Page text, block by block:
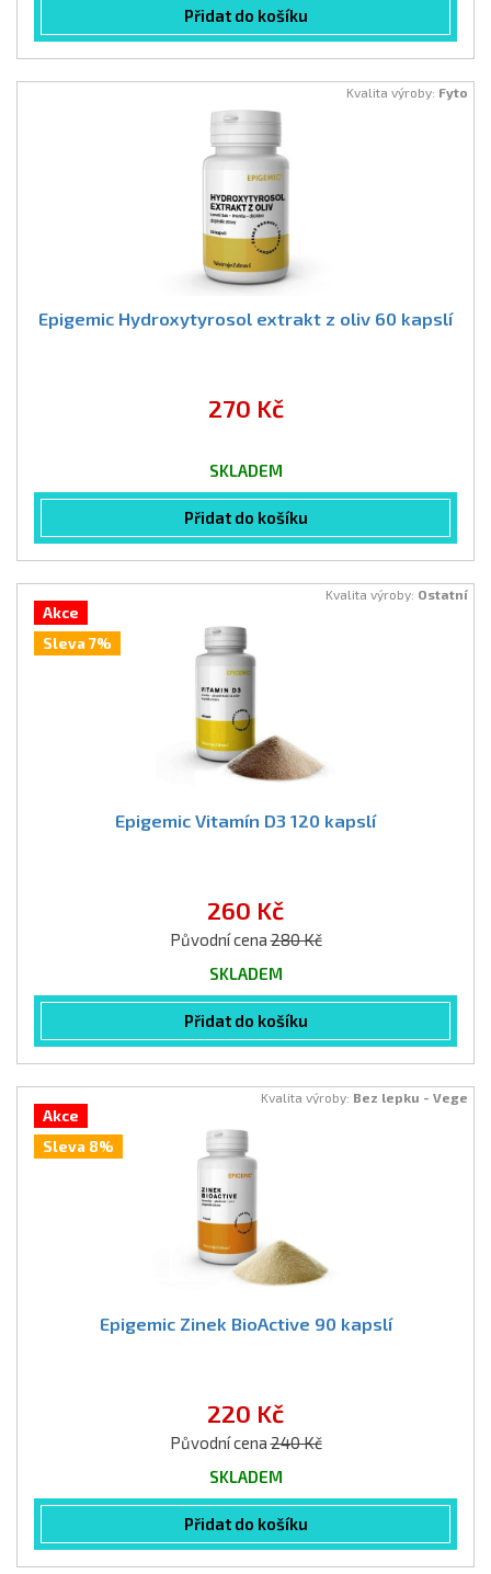
Přidat do košíku
Kvalita výroby: Fyto
Epigemic Hydroxytyrosol extrakt z oliv 60 kapslí
270 Kč
SKLADEM
Přidat do košíku
Kvalita výroby: Ostatní
Akce
Sleva 7%
Epigemic Vitamín D3 120 kapslí
260 Kč
Původní cena280 Kč
SKLADEM
Přidat do košíku
Kvalita výroby: Bez lepku - Vege
Akce
Sleva 8%
Epigemic Zinek BioActive 90 kapslí
220 Kč
Původní cena240 Kč
SKLADEM
Přidat do košíku